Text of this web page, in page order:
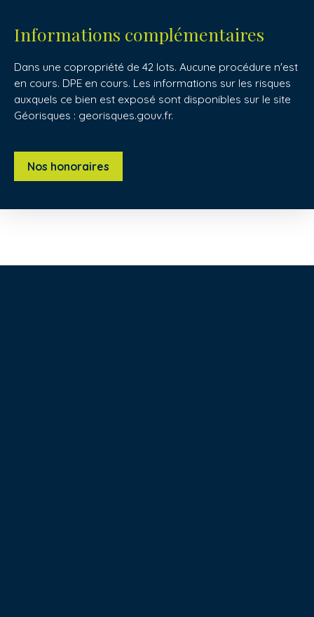
Informations complémentaires
Dans une copropriété de 42 lots. Aucune procédure n'est
en cours. DPE en cours. Les informations sur les risques
auxquels ce bien est exposé sont disponibles sur le site
Géorisques : georisques.gouv.fr.
Nos honoraires